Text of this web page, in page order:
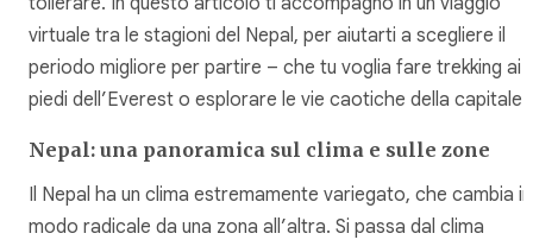
virtuale tra le stagioni del Nepal, per aiutarti a scegliere il
periodo migliore per partire – che tu voglia fare trekking ai
piedi dell’Everest o esplorare le vie caotiche della capitale.
Nepal: una panoramica sul clima e sulle zone
Il Nepal ha un clima estremamente variegato, che cambia in
modo radicale da una zona all’altra. Si passa dal clima